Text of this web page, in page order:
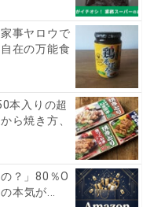
事ヤロウで
在の万能食
本入りの超
ら焼き方、
？」80％O
本気が...